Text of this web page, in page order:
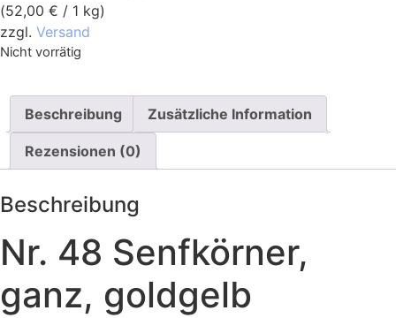
(52,00 € / 1 kg)
zzgl. Versand
Nicht vorrätig
Beschreibung Zusätzliche Information
Rezensionen (0)
Beschreibung
Nr. 48 Senfkörner,
ganz, goldgelb